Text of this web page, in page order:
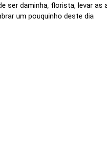
ser daminha, florista, levar as
um pouquinho deste dia